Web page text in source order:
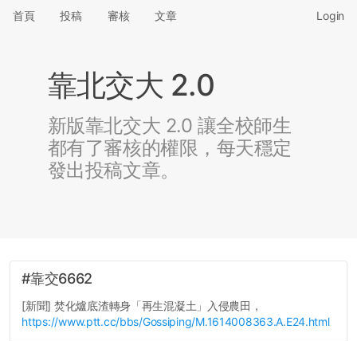
首頁 投稿 審核 文章 Login
靠北交大 2.0
新版靠北交大 2.0 讓全校師生
都有了審核的權限，每天穩定
發出投稿文章。
#靠交6662
[新聞] 焚化爐底渣轉身「再生混凝土」入侵農田，
https://www.ptt.cc/bbs/Gossiping/M.1614008363.A.E24.html